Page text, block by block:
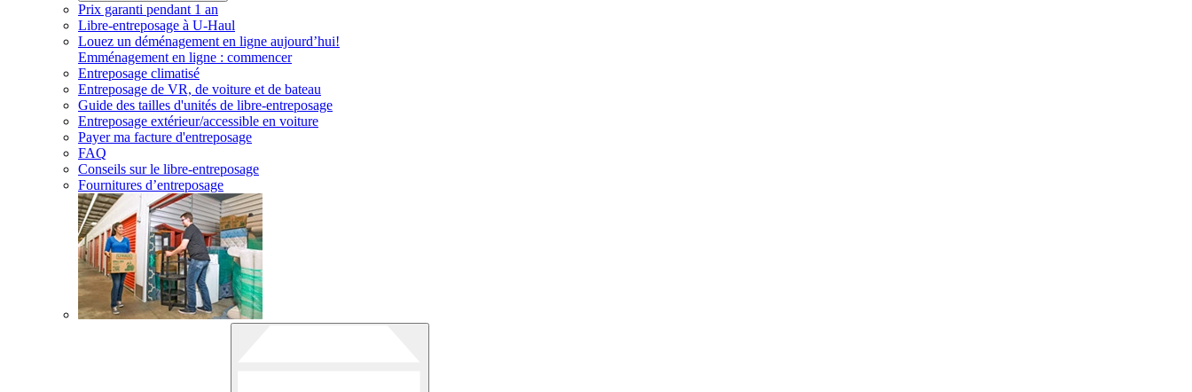
Prix garanti pendant 1 an
Libre-entreposage à U-Haul
Louez un déménagement en ligne aujourd’hui!
Emménagement en ligne : commencer
Entreposage climatisé
Entreposage de VR, de voiture et de bateau
Guide des tailles d'unités de libre-entreposage
Entreposage extérieur/accessible en voiture
Payer ma facture d'entreposage
FAQ
Conseils sur le libre-entreposage
Fournitures d’entreposage